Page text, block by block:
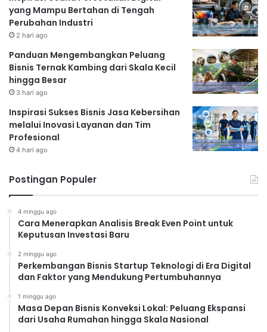
yang Mampu Bertahan di Tengah
Perubahan Industri
2 hari ago
Panduan Mengembangkan Peluang
Bisnis Ternak Kambing dari Skala Kecil
hingga Besar
3 hari ago
Inspirasi Sukses Bisnis Jasa Kebersihan
melalui Inovasi Layanan dan Tim
Profesional
4 hari ago
Postingan Populer
4 minggu ago
Cara Menerapkan Analisis Break Even Point untuk
Keputusan Investasi Baru
2 minggu ago
Perkembangan Bisnis Startup Teknologi di Era Digital
dan Faktor yang Mendukung Pertumbuhannya
1 minggu ago
Masa Depan Bisnis Konveksi Lokal: Peluang Ekspansi
dari Usaha Rumahan hingga Skala Nasional